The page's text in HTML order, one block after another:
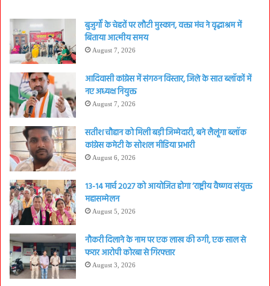
बुजुर्गों के चेहरों पर लौटी मुस्कान, वक्ता मंच ने वृद्धाश्रम में
बिताया आत्मीय समय
August 7, 2026
आदिवासी कांग्रेस में संगठन विस्तार, जिले के सात ब्लॉकों में
नए अध्यक्ष नियुक्त
August 7, 2026
सतीश चौहान को मिली बड़ी जिम्मेदारी, बने लैलूंगा ब्लॉक
कांग्रेस कमेटी के सोशल मीडिया प्रभारी
August 6, 2026
13-14 मार्च 2027 को आयोजित होगा ‘राष्ट्रीय वैष्णव संयुक्त
महासम्मेलन
August 5, 2026
नौकरी दिलाने के नाम पर एक लाख की ठगी, एक साल से
फरार आरोपी कोरबा से गिरफ्तार
August 3, 2026